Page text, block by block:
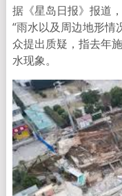
据《星岛日报》报道
“雨水以及周边地形情
众提出质疑，指去年
水现象。